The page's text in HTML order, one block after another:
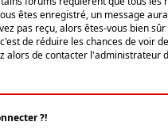
êtes enregistré, un message
pas reçu, alors êtes-vous bien
de réduire les chances de
alors de contacter l'administrateur
?!